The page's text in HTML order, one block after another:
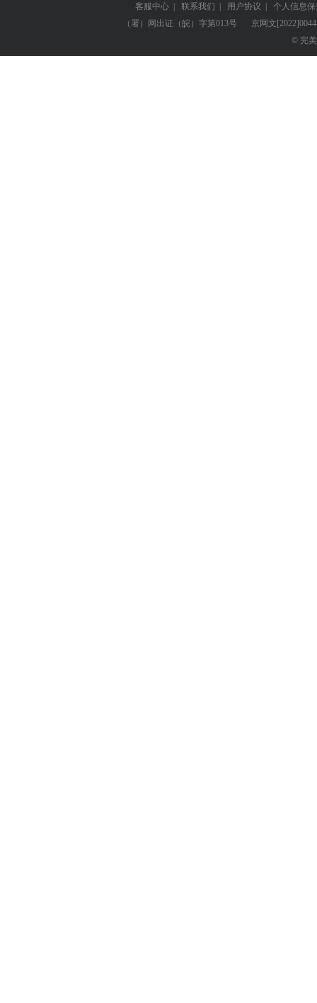
客服中心 | 联系我们 | 用户协议 |
个人信息
（署）网出证（皖）字第013号
京网文
© 完美